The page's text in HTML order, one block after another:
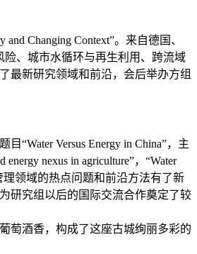
Changing Context”。来自德国、
、城市水循环与再生利用、跨流域
最新研究领域和前沿，会后举办方组
Versus Energy in China”，主
nexus in agriculture”，“Water
理领域的热点问题和前沿方法有了新
研究组以后的国际交流合作奠定了较
萄酒香，构成了这座古城绚丽多彩的